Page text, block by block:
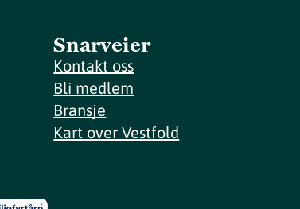
Snarveier
Kontakt oss
Bli medlem
Bransje
Kart over Vestfold